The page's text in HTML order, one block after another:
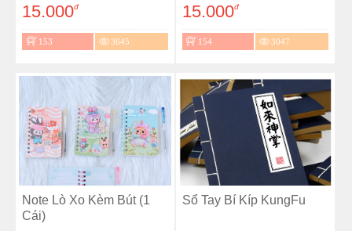
15.000đ
153 3645
15.000đ
154 3047
Note Lò Xo Kèm Bút (1
Cái)
Sổ Tay Bí Kíp KungFu